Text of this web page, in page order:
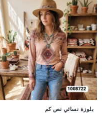
بلوزة نسائي نص كم